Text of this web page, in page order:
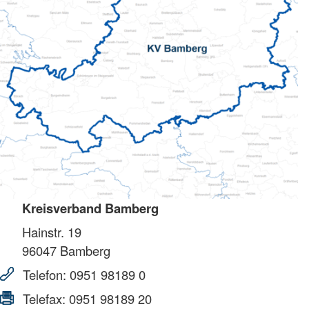
Kreisverband Bamberg
Hainstr. 19
96047 Bamberg
Telefon: 0951 98189 0
Telefax: 0951 98189 20